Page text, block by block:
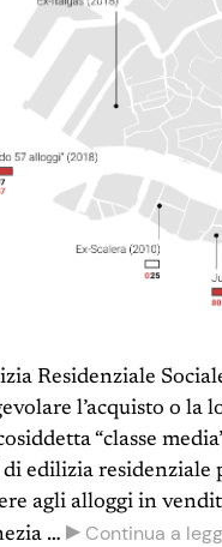
Residenziale
l’acquisto o
“classe
edilizia residenziale
agli alloggi in
… ▶ Continua a